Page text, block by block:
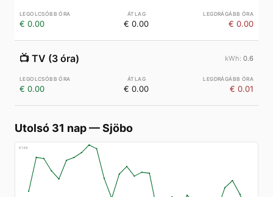
€ 0.00 € 0.00 € 0.00
📺 TV (3 óra) 0.6
€ 0.00 € 0.00 € 0.01
Utolsó 31 nap—Sjöbo
€148